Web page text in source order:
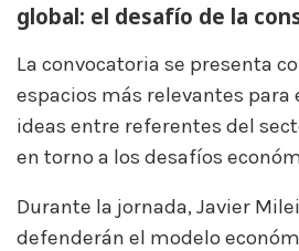
global: el desafío de la
La convocatoria se presenta
espacios más relevantes
ideas entre referentes del
en torno a los desafíos
Durante la jornada, Javier
defenderán el modelo